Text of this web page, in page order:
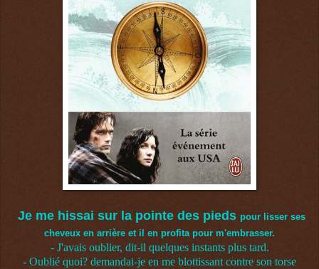
Je me hissai sur la pointe des pieds pour lisser ses
cheveux en arrière et il en profita pour m'embrasser.
- J'avais oublier, dit-il quelques instants plus tard.
- Oublié quoi? demandai-je en me blottissant contre son torse